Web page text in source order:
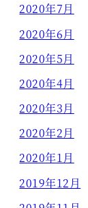
2020年7月
2020年6月
2020年5月
2020年4月
2020年3月
2020年2月
2020年1月
2019年12月